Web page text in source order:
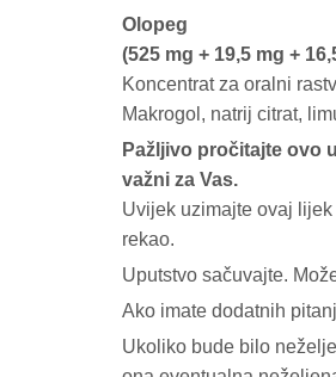
Olopeg
(525 mg + 19,5 mg +
Koncentrat za oralni
Makrogol, natrij citrat,
Pažljivo pročitajte ovo
važni za Vas.
Uvijek uzimajte ovaj
rekao.
Uputstvo sačuvajte.
Ako imate dodatnih
Ukoliko bude bilo